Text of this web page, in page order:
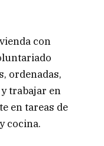
con
ordenadas,
trabajar en
en tareas de
cocina.